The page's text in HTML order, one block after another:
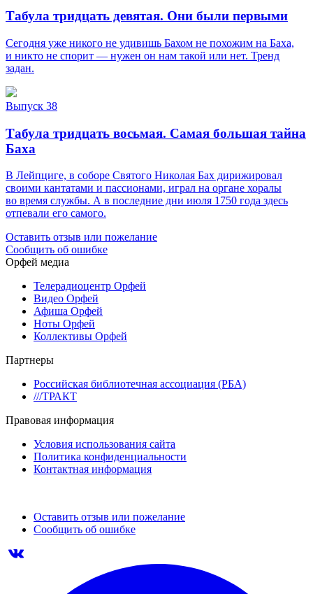
Табула тридцать девятая. Они были первыми
Сегодня уже никого не удивишь Бахом не похожим на Баха,
и никто не спорит — нужен он нам такой или нет. Тренд
задан.
Выпуск 38
Табула тридцать восьмая. Самая большая тайна
Баха
В Лейпциге, в соборе Святого Николая Бах дирижировал
своими кантатами и пассионами, играл на органе хоралы
во время службы. А в последние дни июля 1750 года здесь
отпевали его самого.
Оставить отзыв или пожелание
Сообщить об ошибке
Орфей медиа
Телерадиоцентр Орфей
Видео Орфей
Афиша Орфей
Ноты Орфей
Коллективы Орфей
Партнеры
Российская библиотечная ассоциация (РБА)
///ТРАКТ
Правовая информация
Условия использования сайта
Политика конфиденциальности
Контактная информация
Оставить отзыв или пожелание
Сообщить об ошибке